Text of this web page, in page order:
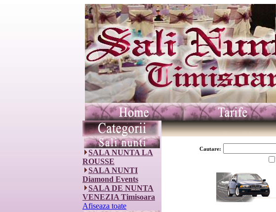
SALA NUNTA LA
ROUSSE
SALA NUNTI
Diamond Events
SALA DE NUNTA
VENEZIA Timisoara
Afiseaza toate
Cautare: